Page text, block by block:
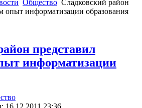
Общество Сладковский район
опыт информатизации образования
представил
информатизации